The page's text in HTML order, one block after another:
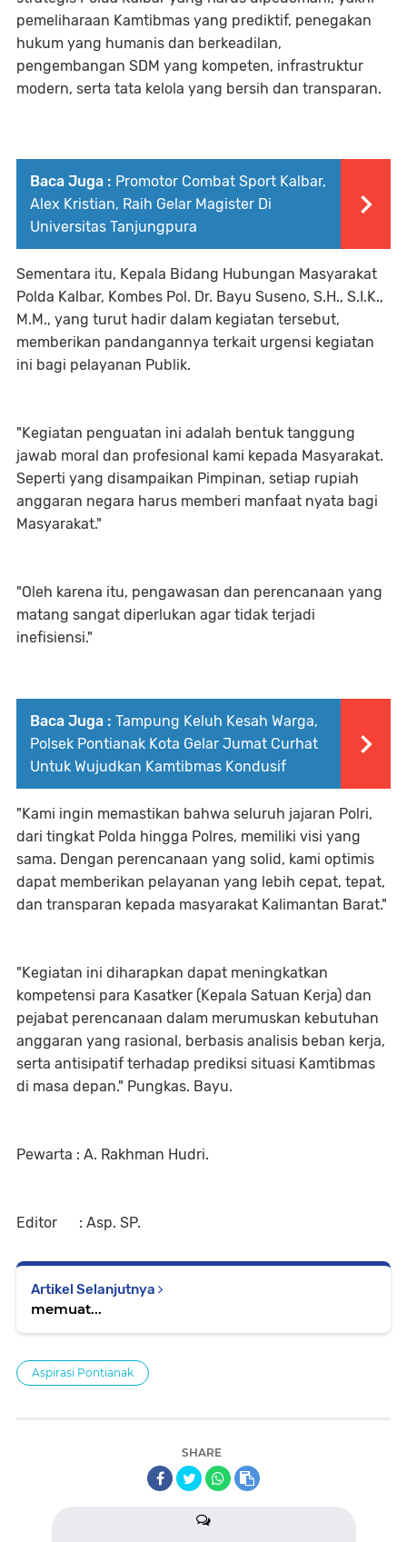
pemeliharaan Kamtibmas yang prediktif, penegakan
hukum yang humanis dan berkeadilan,
pengembangan SDM yang kompeten, infrastruktur
modern, serta tata kelola yang bersih dan transparan.
Baca Juga : Promotor Combat Sport Kalbar,
Alex Kristian, Raih Gelar Magister Di
Universitas Tanjungpura
​Sementara itu, Kepala Bidang Hubungan Masyarakat
Polda Kalbar, Kombes Pol. Dr. Bayu Suseno, S.H., S.I.K.,
M.M., yang turut hadir dalam kegiatan tersebut,
memberikan pandangannya terkait urgensi kegiatan
ini bagi pelayanan Publik.
​"Kegiatan penguatan ini adalah bentuk tanggung
jawab moral dan profesional kami kepada Masyarakat.
Seperti yang disampaikan Pimpinan, setiap rupiah
anggaran negara harus memberi manfaat nyata bagi
Masyarakat."
"Oleh karena itu, pengawasan dan perencanaan yang
matang sangat diperlukan agar tidak terjadi
inefisiensi."
Baca Juga : Tampung Keluh Kesah Warga,
Polsek Pontianak Kota Gelar Jumat Curhat
Untuk Wujudkan Kamtibmas Kondusif
​"Kami ingin memastikan bahwa seluruh jajaran Polri,
dari tingkat Polda hingga Polres, memiliki visi yang
sama. Dengan perencanaan yang solid, kami optimis
dapat memberikan pelayanan yang lebih cepat, tepat,
dan transparan kepada masyarakat Kalimantan Barat."
"​Kegiatan ini diharapkan dapat meningkatkan
kompetensi para Kasatker (Kepala Satuan Kerja) dan
pejabat perencanaan dalam merumuskan kebutuhan
anggaran yang rasional, berbasis analisis beban kerja,
serta antisipatif terhadap prediksi situasi Kamtibmas
di masa depan." Pungkas. Bayu.
Pewarta : A. Rakhman Hudri.
Editor : Asp. SP.
Artikel Selanjutnya
memuat...
Aspirasi Pontianak
SHARE